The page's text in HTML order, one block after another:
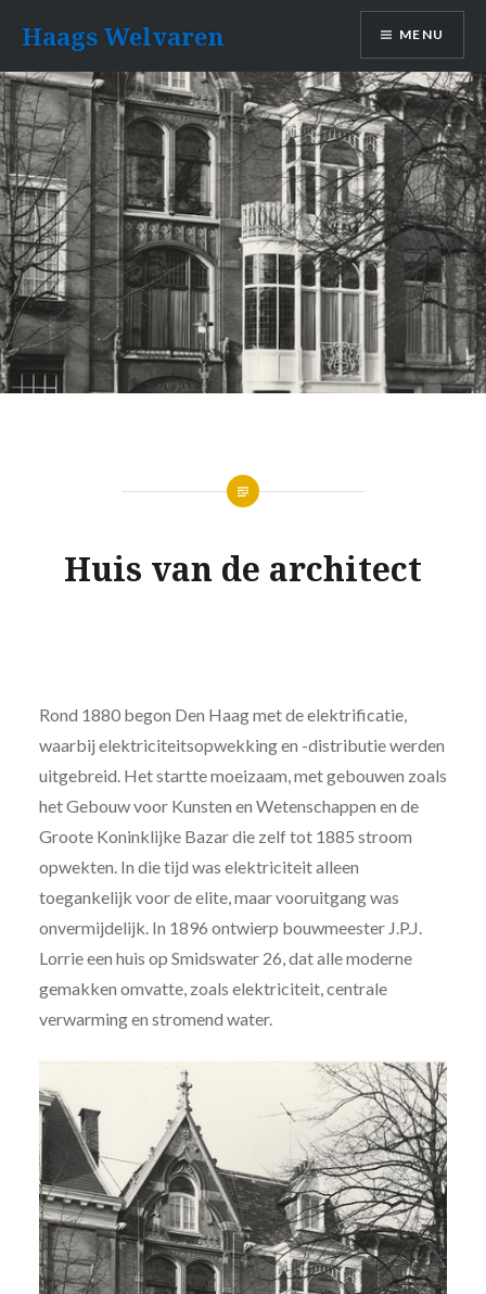
inhoud
springen
Haags Welvaren MENU
Huis van de architect
Rond 1880 begon Den Haag met de elektrificatie,
waarbij elektriciteitsopwekking en -distributie werden
uitgebreid. Het startte moeizaam, met gebouwen zoals
het Gebouw voor Kunsten en Wetenschappen en de
Groote Koninklijke Bazar die zelf tot 1885 stroom
opwekten. In die tijd was elektriciteit alleen
toegankelijk voor de elite, maar vooruitgang was
onvermijdelijk. In 1896 ontwierp bouwmeester J.P.J.
Lorrie een huis op Smidswater 26, dat alle moderne
gemakken omvatte, zoals elektriciteit, centrale
verwarming en stromend water.